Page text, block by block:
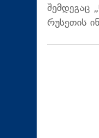
შემდეგაც
რუსეთის